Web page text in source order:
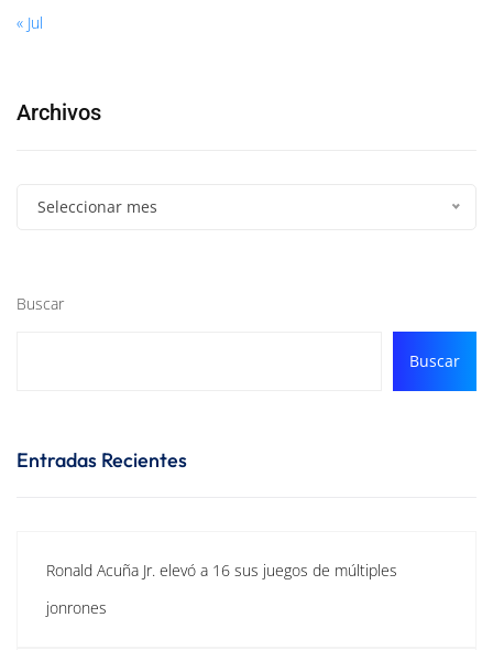
« Jul
Archivos
Seleccionar mes
Buscar
Buscar
Entradas Recientes
Ronald Acuña Jr. elevó a 16 sus juegos de múltiples
jonrones